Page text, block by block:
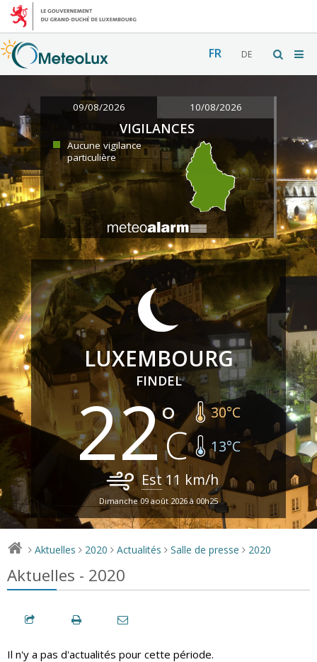
FR DE
09/08/2026 10/08/2026
VIGILANCES
Aucune vigilance
particulière
LUXEMBOURG
FINDEL
22 30°C
13°C
Est 11 km/h
Dimanche 09 août 2026 à 00h25
> Aktuelles > 2020 > Actualités > Salle de presse > 2020
Aktuelles - 2020
Il n'y a pas d'actualités pour cette période.